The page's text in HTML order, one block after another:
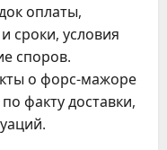
оплаты,
сроки, условия
споров.
о форс-мажоре
факту доставки,